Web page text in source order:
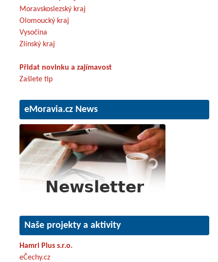
Moravskoslezský kraj
Olomoucký kraj
Vysočina
Zlínský kraj
Přidat novinku a zajímavost
Zašlete tip
eMoravia.cz News
Naše projekty a aktivity
Hamri Plus s.r.o.
eČechy.cz